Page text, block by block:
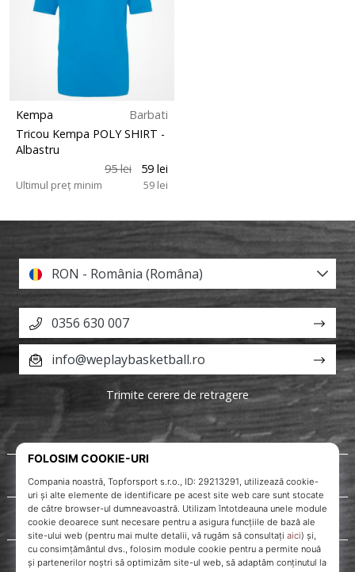
Kempa
Barbati
Tricou Kempa POLY SHIRT -
Albastru
95 lei
59 lei
Ultimul preț minim 59 lei
Despre noi
Servicii clienți
RON - România (Româna)
0356 630 007
info@weplaybasketball.ro
Trimite cerere de retragere